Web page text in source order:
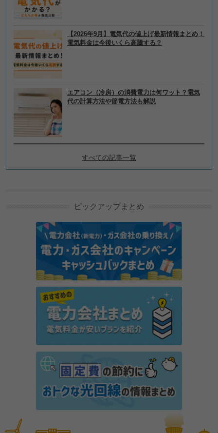
【2026年9月】電気代の値上げ最新情報まとめ！
電気料金は今後いくら高騰する？
エアコン（冷房）の消費電力は何ワット？電気
代の計算方法や節電方法も解説
すべての記事一覧
冬は洗濯物の部屋干しで、洗濯と暖房費の悩みを一気
に解決！
温度と湿度の関係性を探ろう！快適な温度と湿度と
は？
冷房
犬の暑さ対策！夏のお留守番はエアコンなしでも大丈
家電の電気代 冷房
エアコンはつけっぱなしの方がいい！？犬・猫、ペッ
トのための熱中症・冷房対策を紹介！
ピックアップまとめ